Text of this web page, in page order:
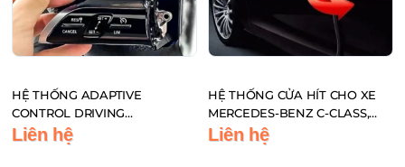
HỆ THỐNG ADAPTIVE
CONTROL DRIVING
DSSISTANCE BENZ C CLASS
C200 C260 C300
Liên hệ
HỆ THỐNG CỬA HÍT CHO XE
MERCEDES-BENZ C-CLASS,
GLC-CLASS, E-CLASS
Liên hệ